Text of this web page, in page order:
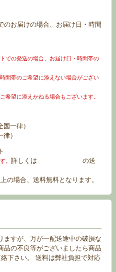
のお届けの場合、お届け日・時間
での発送の場合、お届け日・時間帯の
間帯のご希望に添えない場合がござい
望に添えかねる場合もございます。
一律）
）
。 詳しくは
の送
の場合、送料無料となります。
ますが、万が一配送途中の破損な
品の不良等がございましたら商品
下さい。 送料は弊社負担で対応